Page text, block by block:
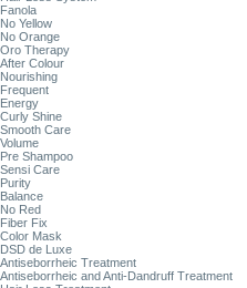
Fanola
No Yellow
No Orange
Oro Therapy
After Colour
Nourishing
Frequent
Energy
Curly Shine
Smooth Care
Volume
Pre Shampoo
Sensi Care
Purity
Balance
No Red
Fiber Fix
Color Mask
DSD de Luxe
Antiseborrheic Treatment
Antiseborrheic and Anti-Dandruff Treatment